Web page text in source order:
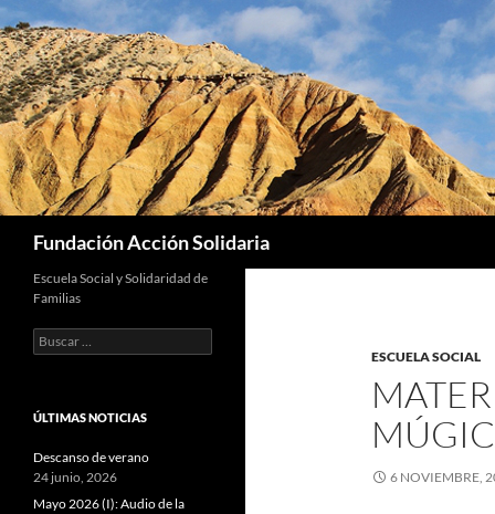
Saltar
al
contenido
Fundación Acción Solidaria
ESCUELA SOCIAL
6 NOVIEMBRE,
Escuela Social y Solidaridad de
Familias
Buscar:
ÚLTIMAS NOTICIAS
Descanso de verano
24 junio, 2026
Mayo 2026 (I): Audio de la